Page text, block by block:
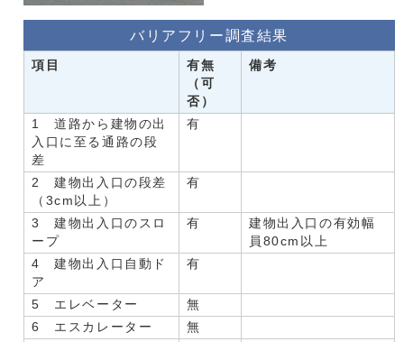
バリアフリー調査結果
項目
有無
（可
否）
備考
1 道路から建物の出
入口に至る通路の段
差
有
2 建物出入口の段差
（3cm以上）
有
3 建物出入口のスロ
ープ
有
建物出入口の有効幅
員80cm以上
4 建物出入口自動ド
ア
有
5 エレベーター
無
6 エスカレーター
無